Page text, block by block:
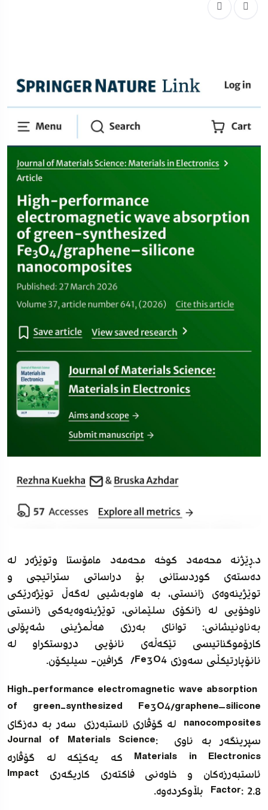
د.ڕێژنه‌ محه‌مه‌د کوخه‌ محه‌مه‌د مامۆستا وتوێژه‌ر له‌
ده‌سته‌ى کوردستانى بۆ دراساتى ستراتیجى و
توێژینه‌وه‌ى زانستی، به‌ هاوبه‌شیى له‌گه‌ڵ توێژه‌رێکى
ناوخۆیى له‌ زانکۆى سلێمانى، توێژینه‌وه‌یه‌کى زانستى
به‌ناونیشانی: تواناى به‌رزى هه‌ڵمژینى شه‌پۆلى
کارۆموگناتیسى تێکه‌ڵه‌ى نانۆیى دروستکراو له‌
نانۆپارتیکڵى سه‌وزى Fe3O4/ گرافین- سیلیکۆن.
High-performance electromagnetic wave absorption
of green-synthesized Fe3O4/graphene–silicone
nanocomposites له‌ گۆڤارى ئاستبه‌رزى سەر بە ده‌زگاى
سپرینگه‌ر به‌ ناوى Journal of Materials Science:
Materials in Electronics که‌ یه‌کێکه‌ له‌ گۆڤاره‌
ئاستبه‌رزه‌کان و خاوه‌نى فاکته‌رى کاریگه‌رى Impact
Factor: 2.8 بڵاوکرده‌وه‌.